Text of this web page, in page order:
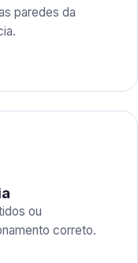
paredes da
ou
correto.